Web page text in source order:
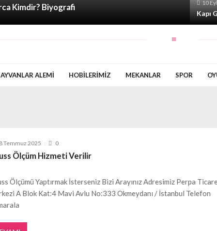
Kimdir? Biyografi 10
Kapı
ALEMI HOBILERIMIZ MEKANLAR SPOR
Temmuz 2025 0
Ölçüm Hizmeti Verilir
Ölçümü Yaptırmak İsterseniz Bizi Arayınız Adresimiz Perpa
A Blok Kat:4 Mavi Avlu No:333 Okmeydanı / İstanbul Telefon